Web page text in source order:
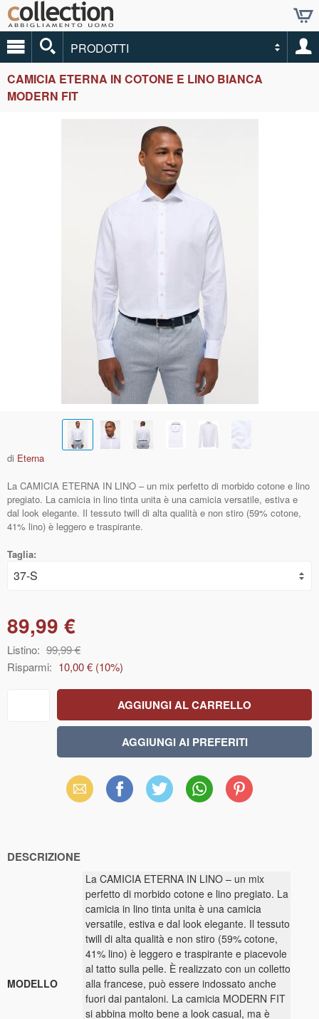
PRODOTTI
CAMICIA ETERNA IN COTONE E LINO BIANCA
MODERN FIT
di Eterna
La CAMICIA ETERNA IN LINO – un mix perfetto di morbido cotone e lino
pregiato. La camicia in lino tinta unita è una camicia versatile, estiva e
dal look elegante. Il tessuto twill di alta qualità e non stiro (59% cotone,
41% lino) è leggero e traspirante.
Taglia:
89,99 €
Listino: 99,99 €
Risparmi: 10,00 € (10%)
Email Facebook X WhatsAppPinterest
DESCRIZIONE
MODELLO
La CAMICIA ETERNA IN LINO – un mix
perfetto di morbido cotone e lino pregiato. La
camicia in lino tinta unita è una camicia
versatile, estiva e dal look elegante. Il tessuto
twill di alta qualità e non stiro (59% cotone,
41% lino) è leggero e traspirante e piacevole
al tatto sulla pelle. È realizzato con un colletto
alla francese, può essere indossato anche
fuori dai pantaloni. La camicia MODERN FIT
si abbina molto bene a look casual, ma è